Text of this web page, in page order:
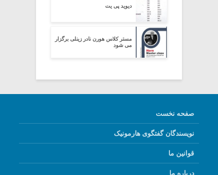
دیوید پی یت
مستر کلاس هورن نادر زینلی برگزار
می شود
صفحه نخست
نویسندگان گفتگوی هارمونیک
قوانین ما
درباره ما